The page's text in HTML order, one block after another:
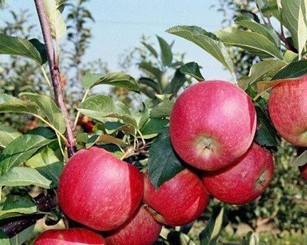
Выберите город
Обратный звонокЗаказать обратный звонок
Каталог
Семена
Грунты
Газонные травы, сидераты
Горшки, рассадники, аксессуары
Посадочный материал
Садовый инструмент, инвентарь